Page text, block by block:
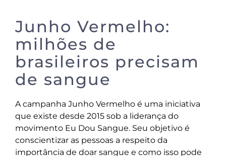
Junho Vermelho:
milhões de
brasileiros precisam
de sangue
A campanha Junho Vermelho é uma iniciativa
que existe desde 2015 sob a liderança do
movimento Eu Dou Sangue. Seu objetivo é
conscientizar as pessoas a respeito da
importância de doar sangue e como isso pode